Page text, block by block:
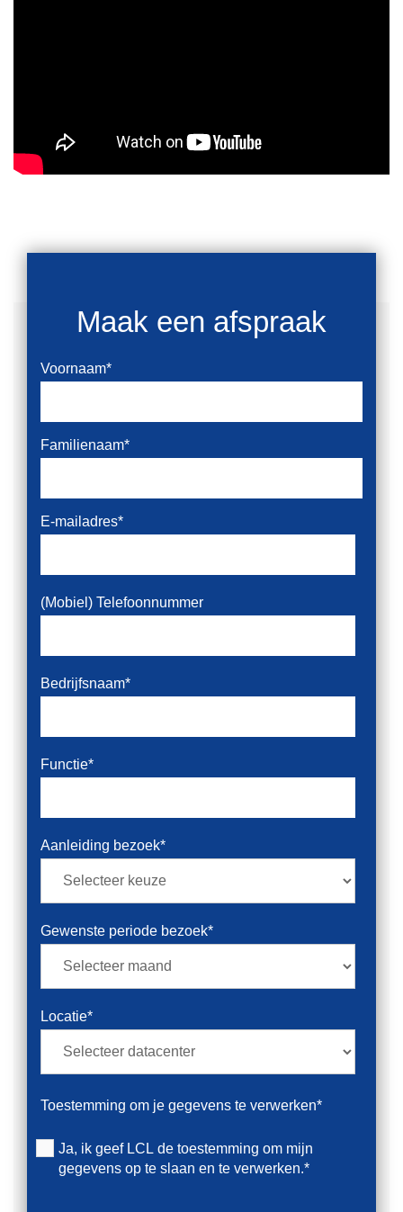
Maak een afspraak
Voornaam*
Familienaam*
E-mailadres*
(Mobiel) Telefoonnummer
Bedrijfsnaam*
Functie*
Aanleiding bezoek*
Gewenste periode bezoek*
Locatie*
Toestemming om je gegevens te verwerken*
Ja, ik geef LCL de toestemming om mijn
gegevens op te slaan en te verwerken.*